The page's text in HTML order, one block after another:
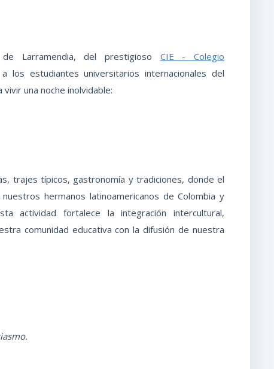
Larramendia, del prestigioso CIE - Colegio
los estudiantes universitarios internacionales del
una noche inolvidable:
trajes típicos, gastronomía y tradiciones, donde el
hermanos latinoamericanos de Colombia y
actividad fortalece la integración intercultural,
comunidad educativa con la difusión de nuestra